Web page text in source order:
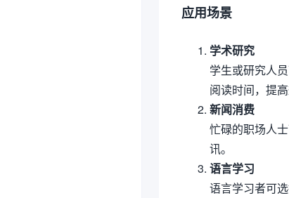
应用场景
学术研究
学生或研究人
阅读时间，提高
新闻消费
忙碌的职场人
讯。
语言学习
语言学习者可